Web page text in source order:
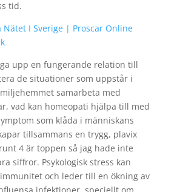
tid.
Nätet I Sverige | Proscar Online
upp en fungerande relation till
de situationer som uppstår i
samarbeta med
vad kan homeopati hjälpa till med
som klåda i människans
tillsammans en trygg, plavix
4 är toppen så jag hade inte
siffror. Psykologisk stress kan
och leder till en ökning av